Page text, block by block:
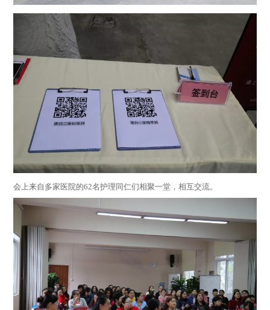
会上来自多家医院的62名护理同仁们相聚一堂，相互交流。